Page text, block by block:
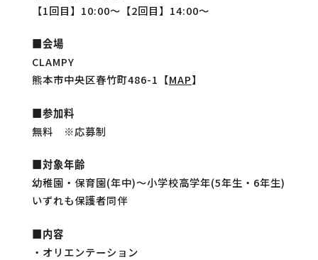
【1回目】10:00～【2回目】14:00～
■会場
CLAMPY
熊本市中央区春竹町486-1【MAP】
■参加料
無料 ※応募制
■対象年齢
幼稚園・保育園(年中)～小学校高学年(5年生・6年生)
いずれも保護者同伴
■内容
・オリエンテーション